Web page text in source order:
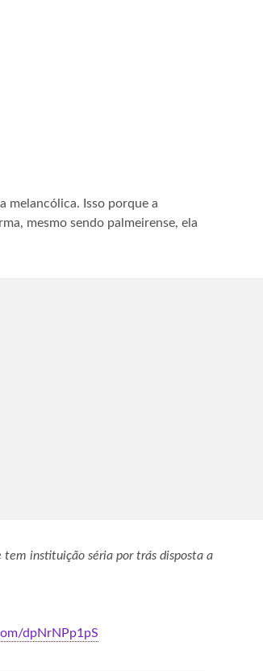
melancólica. Isso porque a
mesmo sendo palmeirense, ela
tem instituição séria por trás disposta a
dpNrNPp1pS